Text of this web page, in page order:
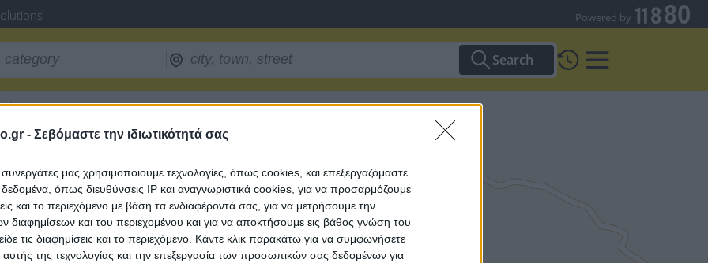
- Σεβόμαστε την ιδιωτικότητά σας
συνεργάτες μας χρησιμοποιούμε τεχνολογίες, όπως cookies, και επεξεργαζόμαστε
όπως διευθύνσεις IP και αναγνωριστικά cookies, για να προσαρμόζουμε
και το περιεχόμενο με βάση τα ενδιαφέροντά σας, για να μετρήσουμε την
διαφημίσεων και του περιεχομένου και για να αποκτήσουμε εις βάθος γνώση του
τις διαφημίσεις και το περιεχόμενο. Κάντε κλικ παρακάτω για να συμφωνήσετε
της τεχνολογίας και την επεξεργασία των προσωπικών σας δεδομένων για
Powered by
Search
/RENATA BOAT (Marinou - Vonaparti Reneta)